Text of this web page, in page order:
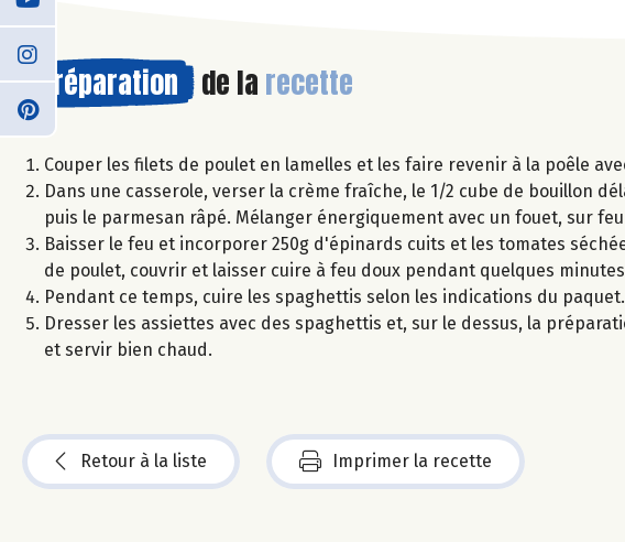
Préparation de la recette
Couper les filets de poulet en lamelles et les faire revenir à la poêle
Dans une casserole, verser la crème fraîche, le 1/2 cube de bouillon
puis le parmesan râpé. Mélanger énergiquement avec un fouet, sur
Baisser le feu et incorporer 250g d'épinards cuits et les tomates
de poulet, couvrir et laisser cuire à feu doux pendant quelques
Pendant ce temps, cuire les spaghettis selon les indications du paquet.
Dresser les assiettes avec des spaghettis et, sur le dessus, la
et servir bien chaud.
Retour à la liste Imprimer la recette